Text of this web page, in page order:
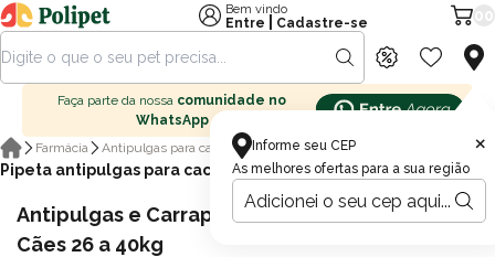
Informe seu CEP
As melhores ofertas para a sua região
×
Bem vindo
Entre
Cadastre-se
Faça parte da nossa comunidade no
WhatsApp
Farmácia
Antipulgas para cachorro
Pipeta antipulgas para cachorro
Antipulgas e Carrapatos Canis Fullspot para
Cães 26 a 40kg